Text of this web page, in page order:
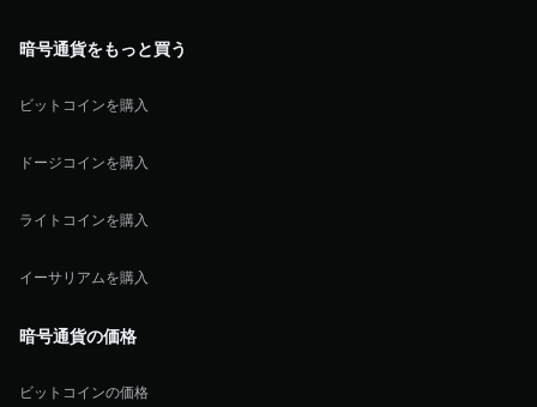
暗号通貨をもっと買う
ビットコインを購入
ドージコインを購入
ライトコインを購入
イーサリアムを購入
暗号通貨の価格
ビットコインの価格